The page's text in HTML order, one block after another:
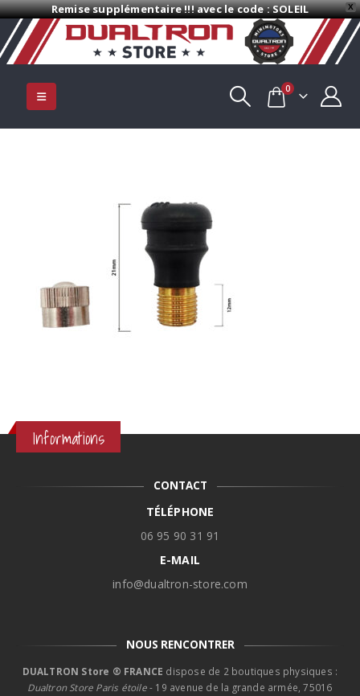
X
Remise supplémentaire !!! avec le code : SOLEIL
0
Informations
CONTACT
TÉLÉPHONE
06 95 90 31 91
E-MAIL
info@dualtron-store.com
NOUS RENCONTRER
DUALTRON Store ® FRANCE dispose de 2 boutiques physiques :
Dualtron Store Paris étoile- 19 avenue de la grande armée, 75016